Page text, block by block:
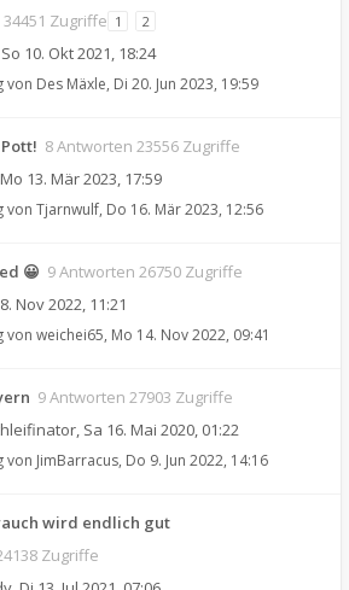
Zugriffe 1 2
So 10. Okt 2021, 18:24
von Des Mäxle, Di 20. Jun 2023, 19:59
8 Antworten 23556 Zugriffe
Mo 13. Mär 2023, 17:59
von Tjarnwulf, Do 16. Mär 2023, 12:56
😀 9 Antworten 26750 Zugriffe
Nov 2022, 11:21
von weichei65, Mo 14. Nov 2022, 09:41
9 Antworten 27903 Zugriffe
, Sa 16. Mai 2020, 01:22
von JimBarracus, Do 9. Jun 2022, 14:16
wird endlich gut
Zugriffe